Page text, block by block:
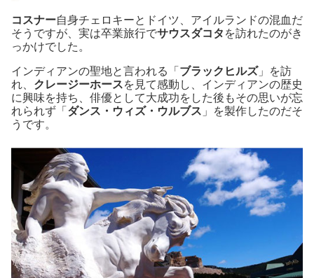
コスナー自身チェロキーとドイツ、アイルランドの混血だ
そうですが、実は卒業旅行でサウスダコタ を訪れたのがき
っかけでした。
インディアンの聖地と言われる「 ブラックヒルズ」を訪
れ、 クレージーホースを見て感動し、インディアンの歴史
に興味を持ち、俳優として大成功をした後もその思いが忘
れられず「 ダンス・ウィズ・ウルブス 」を製作したのだそ
うです。